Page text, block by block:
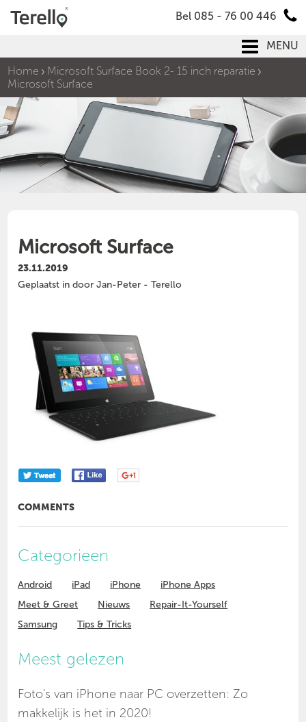
Bel 085 - 76 00 446
MENU
Home
Microsoft Surface Book 2- 15 inch reparatie
Microsoft Surface
Microsoft Surface
23.11.2019
Geplaatst in door Jan-Peter - Terello
COMMENTS
Categorieen
Android iPad iPhone
iPhone Apps
Meet & Greet
Nieuws
Repair-It-Yourself
Samsung
Tips & Tricks
Meest gelezen
Foto's van iPhone naar PC overzetten: Zo
makkelijk is het in 2020!